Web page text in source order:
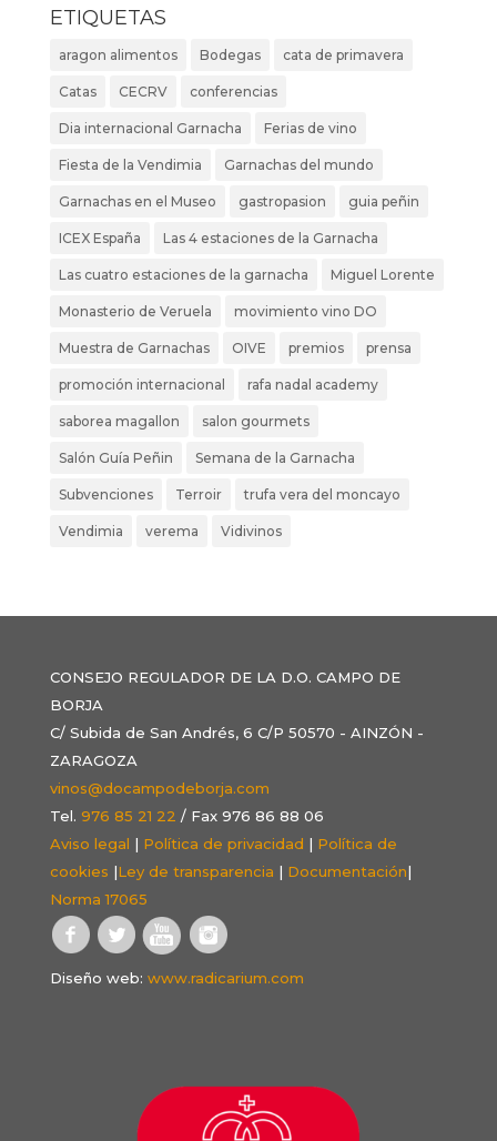
ETIQUETAS
aragon alimentos Bodegas cata de primavera
Catas CECRV conferencias
Dia internacional Garnacha Ferias de vino
Fiesta de la Vendimia Garnachas del mundo
Garnachas en el Museo gastropasion guia peñin
ICEX España Las 4 estaciones de la Garnacha
Las cuatro estaciones de la garnacha Miguel Lorente
Monasterio de Veruela movimiento vino DO
Muestra de Garnachas OIVE premios prensa
promoción internacional rafa nadal academy
saborea magallon salon gourmets
Salón Guía Peñin Semana de la Garnacha
Subvenciones Terroir trufa vera del moncayo
Vendimia verema Vidivinos
CONSEJO REGULADOR DE LA D.O. CAMPO DE
BORJA
C/ Subida de San Andrés, 6 C/P 50570 - AINZÓN -
ZARAGOZA
vinos@docampodeborja.com
Tel. 976 85 21 22 / Fax 976 86 88 06
Aviso legal | Política de privacidad | Política de
cookies |Ley de transparencia | Documentación|
Norma 17065
Diseño web: www.radicarium.com